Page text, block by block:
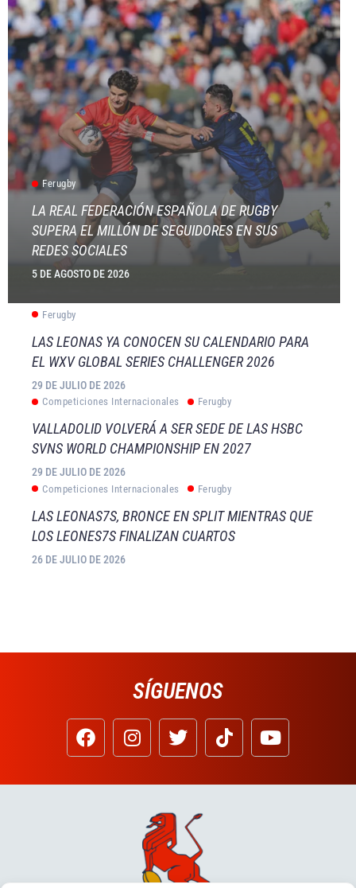
Ferugby
LA REAL FEDERACIÓN ESPAÑOLA DE RUGBY
SUPERA EL MILLÓN DE SEGUIDORES EN SUS
REDES SOCIALES
5 DE AGOSTO DE 2026
Ferugby
LAS LEONAS YA CONOCEN SU CALENDARIO PARA
EL WXV GLOBAL SERIES CHALLENGER 2026
29 DE JULIO DE 2026
Competiciones Internacionales Ferugby
VALLADOLID VOLVERÁ A SER SEDE DE LAS HSBC
SVNS WORLD CHAMPIONSHIP EN 2027
29 DE JULIO DE 2026
Competiciones Internacionales Ferugby
LAS LEONAS7S, BRONCE EN SPLIT MIENTRAS QUE
LOS LEONES7S FINALIZAN CUARTOS
26 DE JULIO DE 2026
SÍGUENOS